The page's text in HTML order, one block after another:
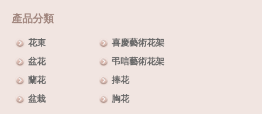
產品分類
花束
盆花
蘭花
盆栽
喜慶藝術花架
弔唁藝術花架
捧花
胸花